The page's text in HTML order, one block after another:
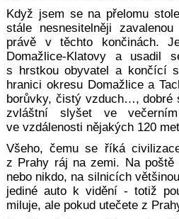
Když jsem se na přelomu
stále nesnesitelněji
právě v těchto končinách.
Domažlice-Klatovy a usadil
s hrstkou obyvatel a končící
hranici okresu Domažlice a
borůvky, čistý vzduch…, dobré
zvláštní slyšet ve
ve vzdálenosti nějakých 120
Všeho, čemu se říká
z Prahy ráj na zemi. Na
nebo nikdo, na silnicích
jediné auto k vidění - totiž
miluje, ale pokud utečete z